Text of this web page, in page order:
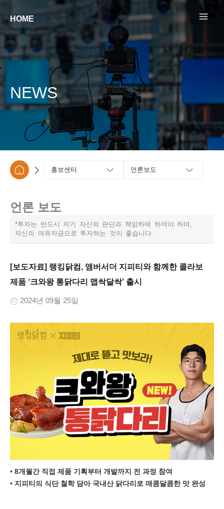
건너뛰기
HOME
NEWS
홍보센터 언론보도
언론 보도
*투자는 반드시 자기 자신의 판단과 책임하에 하여야 하며,
자신의 여유자금으로 투자하는 것이 좋습니다.​
[보도자료] 랭킹닭컴, 앰버서더 지피티와 함께한 콜라보
제품 ‘크와왕 통닭다리 맵싹달싹’ 출시
2024년 09월 25일
• 8개월간 직접 제품 기획부터 개발까지 전 과정 참여
• 지피티의 식단 철학 담아 국내산 닭다리로 매콤달콤한 맛 완성